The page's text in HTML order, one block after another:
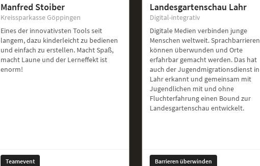
Manfred Stoiber
Kreissparkasse Göppingen
Eines der innovativsten Tools seit
langem, dazu kinderleicht zu bedienen
und einfach zu erstellen. Macht Spaß,
macht Laune und der Lerneffekt ist
enorm!
Teamevent
Landesgartenschau Lahr
Digital-integrativ
Digitale Medien verbinden junge
Menschen weltweit. Sprachbarrieren
können überwunden und Orte
erfahrbar gemacht werden. Das hat
auch der Jugendmigrationsdienst in
Lahr erkannt und gemeinsam mit
Jugendlichen mit und ohne
Fluchterfahrung einen Bound zur
Landesgartenschau entwickelt.
Barrieren überwinden